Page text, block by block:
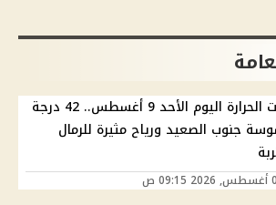
درجات الحرارة اليوم الأحد 9 أغسطس.. 42 درجة
جنوب الصعيد ورياح مثيرة للرمال